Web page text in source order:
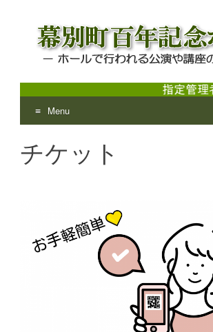
幕別町百年記
ホールで行われる公演や講座のご案内
Menu
to
content
チケット